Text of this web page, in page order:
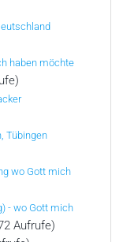
haben möchte
Tübingen
wo Gott mich
- wo Gott mich
Aufrufe)